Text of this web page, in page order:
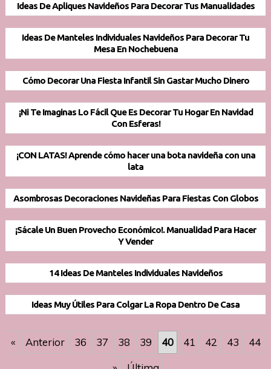
Ideas De Apliques Navideños Para Decorar Tus Manualidades
Ideas De Manteles Individuales Navideños Para Decorar Tu
Mesa En Nochebuena
Cómo Decorar Una Fiesta Infantil Sin Gastar Mucho Dinero
¡Ni Te Imaginas Lo Fácil Que Es Decorar Tu Hogar En Navidad
Con Esferas!
¡CON LATAS! Aprende cómo hacer una bota navideña con una
lata
Asombrosas Decoraciones Navideñas Para Fiestas Con Globos
¡Sácale Un Buen Provecho Económico!. Manualidad Para Hacer
Y Vender
14 Ideas De Manteles Individuales Navideños
Ideas Muy Útiles Para Colgar La Ropa Dentro De Casa
« Anterior 36 37 38 39 40 41 42 43
44